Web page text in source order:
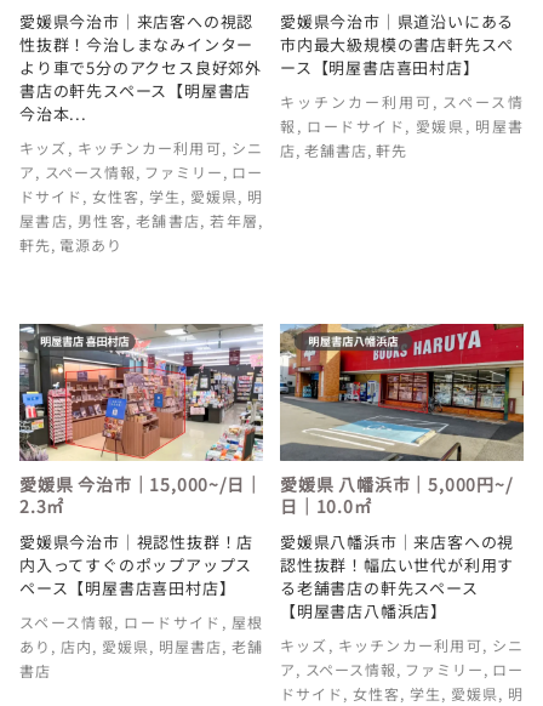
愛媛県今治市｜来店客への視認
性抜群！今治しまなみインター
より車で5分のアクセス良好郊外
書店の軒先スペース【明屋書店
今治本...
キッズ, キッチンカー利用可, シニ
ア, スペース情報, ファミリー, ロー
ドサイド,女性客, 学生, 愛媛県, 明
屋書店, 男性客, 老舗書店,若年層,
軒先, 電源あり
愛媛県今治市｜県道沿いにある
市内最大級規模の書店軒先スぺ
ース【明屋書店喜田村店】
キッチンカー利用可, スペース情
報 , ロードサイド, 愛媛県, 明屋書
店,老舗書店,軒先
愛媛県 今治市｜15,000~/日｜
2.3㎡
愛媛県今治市｜視認性抜群！店
内入ってすぐのポップアップス
ペース【明屋書店喜田村店】
スペース情報, ロードサイド , 屋根
あり , 店内, 愛媛県, 明屋書店,老舗
書店
愛媛県 八幡浜市｜5,000円~/
日｜10.0㎡
愛媛県八幡浜市｜来店客への視
認性抜群！幅広い世代が利用す
る老舗書店の軒先スペース
【明屋書店八幡浜店】
キッズ, キッチンカー利用可, シニ
ア, スペース情報, ファミリー, ロー
ドサイド,女性客, 学生, 愛媛県, 明